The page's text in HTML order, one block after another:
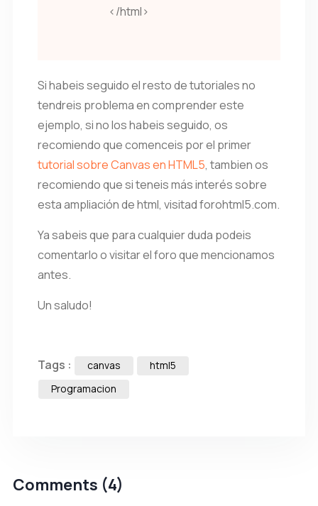
</html>
Si habeis seguido el resto de tutoriales no
tendreis problema en comprender este
ejemplo, si no los habeis seguido, os
recomiendo que comenceis por el primer
tutorial sobre Canvas en HTML5, tambien os
recomiendo que si teneis más interés sobre
esta ampliación de html, visitad forohtml5.com.
Ya sabeis que para cualquier duda podeis
comentarlo o visitar el foro que mencionamos
antes.
Un saludo!
Tags : canvas
html5
Programacion
Comments (4)